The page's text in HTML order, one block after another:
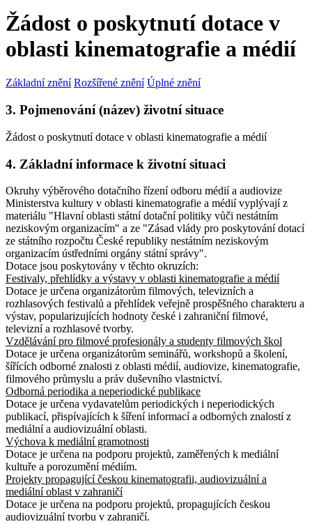
Žádost o poskytnutí dotace v
oblasti kinematografie a médií
Základní znění Rozšířené znění Úplné znění
3. Pojmenování (název) životní situace
Žádost o poskytnutí dotace v oblasti kinematografie a médií
4. Základní informace k životní situaci
Okruhy výběrového dotačního řízení odboru médií a audiovize
Ministerstva kultury v oblasti kinematografie a médií vyplývají z
materiálu "Hlavní oblasti státní dotační politiky vůči nestátním
neziskovým organizacím" a ze "Zásad vlády pro poskytování dotací
ze státního rozpočtu České republiky nestátním neziskovým
organizacím ústředními orgány státní správy".
Dotace jsou poskytovány v těchto okruzích:
Festivaly, přehlídky a výstavy v oblasti kinematografie a médií
Dotace je určena organizátorům filmových, televizních a
rozhlasových festivalů a přehlídek veřejně prospěšného charakteru a
výstav, popularizujících hodnoty české i zahraniční filmové,
televizní a rozhlasové tvorby.
Vzdělávání pro filmové profesionály a studenty filmových škol
Dotace je určena organizátorům seminářů, workshopů a školení,
šířících odborné znalosti z oblasti médií, audiovize, kinematografie,
filmového průmyslu a práv duševního vlastnictví.
Odborná periodika a neperiodické publikace
Dotace je určena vydavatelům periodických i neperiodických
publikací, přispívajících k šíření informací a odborných znalostí z
mediální a audiovizuální oblasti.
Výchova k mediální gramotnosti
Dotace je určena na podporu projektů, zaměřených k mediální
kultuře a porozumění médiím.
Projekty propagující českou kinematografii, audiovizuální a
mediální oblast v zahraničí
Dotace je určena na podporu projektů, propagujících českou
audiovizuální tvorbu v zahraničí.